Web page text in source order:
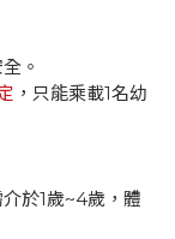
。
，只能乘載1名幼
於1歲~4歲，體